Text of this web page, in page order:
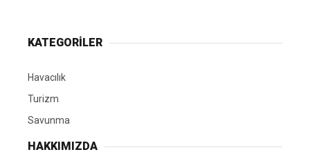
KATEGORİLER
Havacılık
Turizm
Savunma
HAKKIMIZDA